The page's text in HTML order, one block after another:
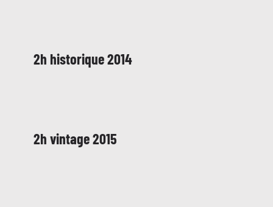
2h historique 2014
2h vintage 2015